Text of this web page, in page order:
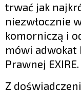
trwać jak
niezwłocznie
komorniczą i
mówi adwokat
Prawnej EXIRE.
Z